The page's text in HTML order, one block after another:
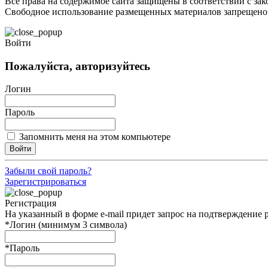
Свободное использование размещенных материалов
Войти
Пожалуйста, авторизуйтесь
Логин
Пароль
Запомнить меня на этом компьютере
Войти
Забыли свой пароль?
Зарегистрироваться
Регистрация
На указанный в форме e-mail придет запрос на подтверждение
*Логин (минимум 3 символа)
*Пароль